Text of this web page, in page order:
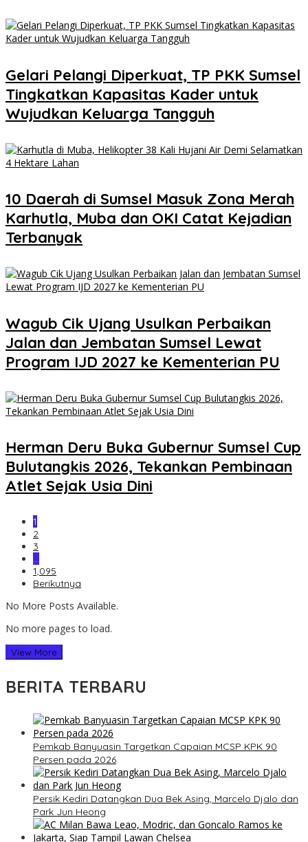
Gelari Pelangi Diperkuat, TP PKK Sumsel
Tingkatkan Kapasitas Kader untuk
Wujudkan Keluarga Tangguh
10 Daerah di Sumsel Masuk Zona Merah
Karhutla, Muba dan OKI Catat Kejadian
Terbanyak
Wagub Cik Ujang Usulkan Perbaikan
Jalan dan Jembatan Sumsel Lewat
Program IJD 2027 ke Kementerian PU
Herman Deru Buka Gubernur Sumsel Cup
Bulutangkis 2026, Tekankan Pembinaan
Atlet Sejak Usia Dini
1
2
3
…
1,095
Berikutnya
No More Posts Available.
No more pages to load.
View More
BERITA TERBARU
Pemkab Banyuasin Targetkan Capaian MCSP KPK 90
Persen pada 2026
Persik Kediri Datangkan Dua Bek Asing, Marcelo Djalo dan
Park Jun Heong